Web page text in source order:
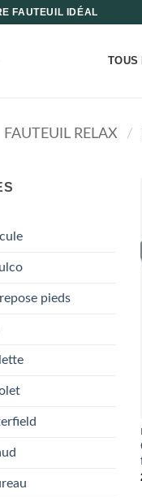
FAUTEUIL IDÉAL
TOUS
FAUTEUIL RELAX /
pieds